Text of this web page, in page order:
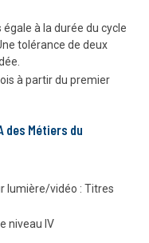
à la durée du cycle
tolérance de deux
à partir du premier
des Métiers du
lumière/vidéo : Titres
niveau IV